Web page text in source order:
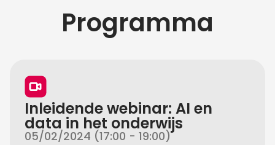
Programma
Inleidende webinar: AI en
data in het onderwijs
05/02/2024 (17:00 - 19:00)